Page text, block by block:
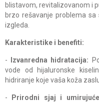
blistavom, revitalizovanom i
brzo rešavanje problema
izgleda.
Karakteristike i benefiti:
- Izvanredna hidratacija:
vode od hijaluronske
hidriranje koje vaša koža
- Prirodni sjaj i